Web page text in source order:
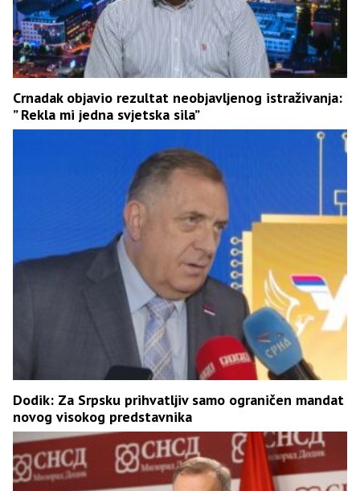
Crnadak objavio rezultat neobjavljenog istraživanja:
” Rekla mi jedna svjetska sila”
Dodik: Za Srpsku prihvatljiv samo ograničen mandat
novog visokog predstavnika